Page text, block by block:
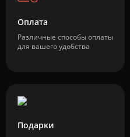
Оплата
Различные способы оплаты
для вашего удобства
Подарки